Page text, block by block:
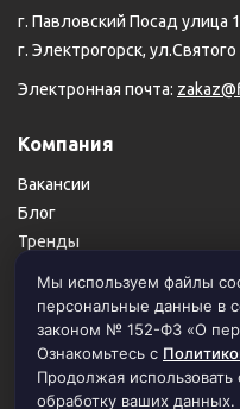
г. Павловский Посад улица
г. Электрогорск,
Электронная почта:
Компания
Вакансии
Блог
Тренды
Карта сайта
Пользовательское
Политика
Мы используем файлы
персональные данные в
законом № 152-ФЗ «О
Ознакомьтесь с
Продолжая использовать
обработку ваших данных.